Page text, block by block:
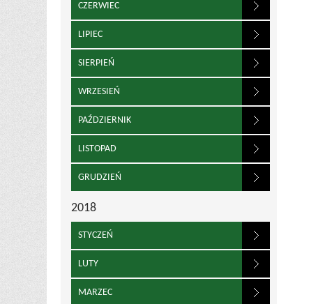
CZERWIEC
LIPIEC
SIERPIEŃ
WRZESIEŃ
PAŹDZIERNIK
LISTOPAD
GRUDZIEŃ
2018
STYCZEŃ
LUTY
MARZEC